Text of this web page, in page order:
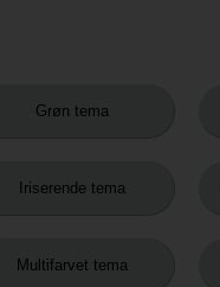
Grøn tema
Iriserende tema
Multifarvet tema